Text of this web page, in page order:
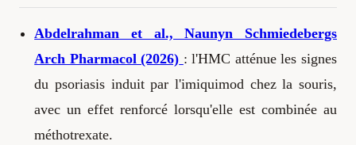
Abdelrahman et al., Naunyn Schmiedebergs
Arch Pharmacol (2026) : l'HMC atténue les signes
du psoriasis induit par l'imiquimod chez la souris,
avec un effet renforcé lorsqu'elle est combinée au
méthotrexate.